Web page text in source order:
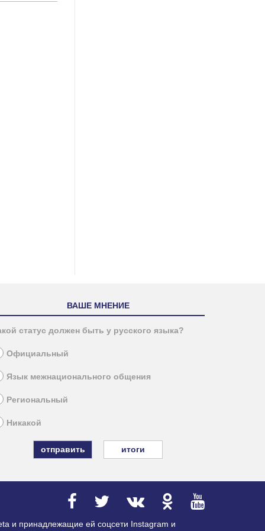
ВАШЕ МНЕНИЕ
статус должен быть у русского языка?
Официальный
Язык межнационального общения
Региональный
Никакой
итоги
и принадлежащие ей соцсети Instagram и